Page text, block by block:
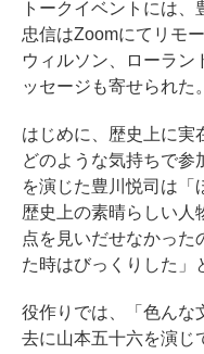
トークイベントには
忠信はZoomにてリモ
ウィルソン、ローラン
ッセージも寄せられた。
はじめに、歴史上に実
どのような気持ちで参
を演じた豊川悦司は「
歴史上の素晴らしい人
点を見いだせなかった
た時はびっくりした」
役作りでは、「色んな
去に山本五十六を演じ